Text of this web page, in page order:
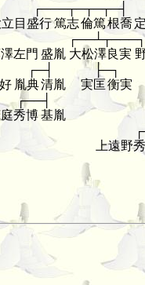
┌───┬─┬─┬─┤
目盛行 篤志倫篤根喬
┌──┴┬───┐
左門 盛胤 大松澤良実
┌─┤
├─┐
胤典清胤 実匡衡実
┌──┤
秀博基胤
上遠野